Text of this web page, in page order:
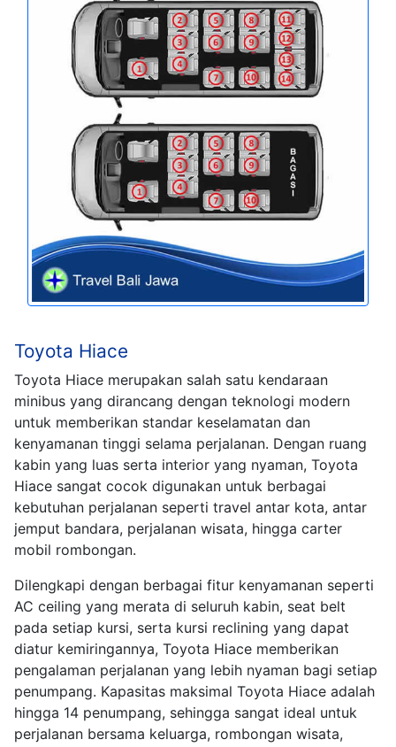
Toyota Hiace
Toyota Hiace merupakan salah satu kendaraan
minibus yang dirancang dengan teknologi modern
untuk memberikan standar keselamatan dan
kenyamanan tinggi selama perjalanan. Dengan ruang
kabin yang luas serta interior yang nyaman, Toyota
Hiace sangat cocok digunakan untuk berbagai
kebutuhan perjalanan seperti travel antar kota, antar
jemput bandara, perjalanan wisata, hingga carter
mobil rombongan.
Dilengkapi dengan berbagai fitur kenyamanan seperti
AC ceiling yang merata di seluruh kabin, seat belt
pada setiap kursi, serta kursi reclining yang dapat
diatur kemiringannya, Toyota Hiace memberikan
pengalaman perjalanan yang lebih nyaman bagi setiap
penumpang. Kapasitas maksimal Toyota Hiace adalah
hingga 14 penumpang, sehingga sangat ideal untuk
perjalanan bersama keluarga, rombongan wisata,